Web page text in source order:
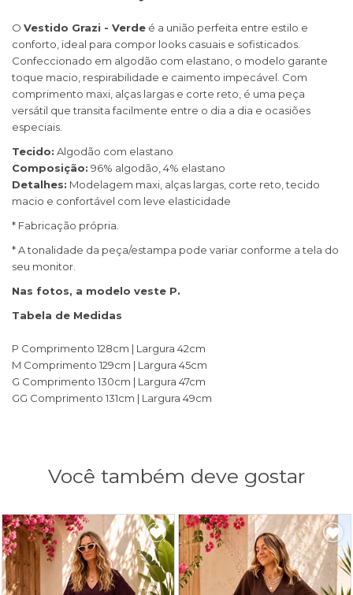
O Vestido Grazi - Verde é a união perfeita entre estilo e
conforto, ideal para compor looks casuais e sofisticados.
Confeccionado em algodão com elastano, o modelo garante
toque macio, respirabilidade e caimento impecável. Com
comprimento maxi, alças largas e corte reto, é uma peça
versátil que transita facilmente entre o dia a dia e ocasiões
especiais.
Tecido: Algodão com elastano
Composição: 96% algodão, 4% elastano
Detalhes: Modelagem maxi, alças largas, corte reto, tecido
macio e confortável com leve elasticidade
* Fabricação própria.
* A tonalidade da peça/estampa pode variar conforme a tela do
seu monitor.
Nas fotos, a modelo veste P.
Tabela de Medidas
P Comprimento 128cm | Largura 42cm
M Comprimento 129cm | Largura 45cm
G Comprimento 130cm | Largura 47cm
GG Comprimento 131cm | Largura 49cm
Você também deve gostar